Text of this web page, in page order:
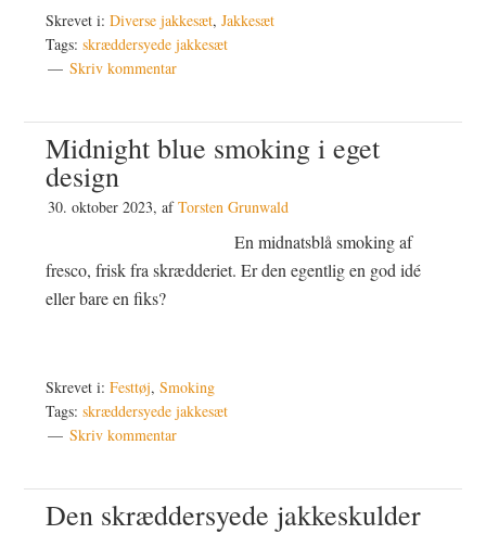
Skrevet i:Diverse jakkesæt,Jakkesæt
Tags:skræddersyede jakkesæt
Skriv kommentar
Midnight blue smoking i eget
design
30. oktober 2023, afTorsten Grunwald
En midnatsblå smoking af
fresco, frisk fra skrædderiet. Er den egentlig en god idé
eller bare en fiks?
Skrevet i:Festtøj,Smoking
Tags:skræddersyede jakkesæt
Skriv kommentar
Den skræddersyede jakkeskulder